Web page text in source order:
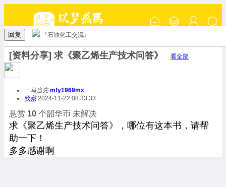
回复 『石油化工交流』
[资料分享] 求《聚乙烯生产技术问答》 看全部
一马当先 mfy1969mx
收藏2024-11-22 08:33:33
悬赏 10 个韶华币 未解决
求《聚乙烯生产技术问答》，哪位有这本书，请帮
助一下！
多多感谢啊